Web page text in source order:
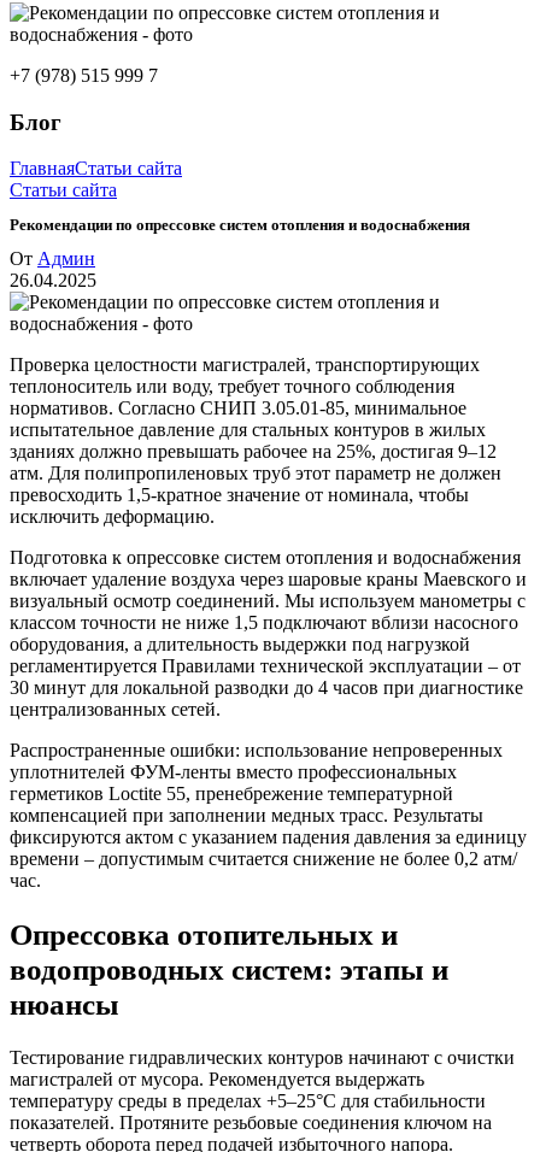
+7 (978) 515 999 7
Блог
ГлавнаяСтатьи сайта
Статьи сайта
Рекомендации по опрессовке систем отопления и водоснабжения
От Админ
26.04.2025
Проверка целостности магистралей, транспортирующих
теплоноситель или воду, требует точного соблюдения
нормативов. Согласно СНИП 3.05.01-85, минимальное
испытательное давление для стальных контуров в жилых
зданиях должно превышать рабочее на 25%, достигая 9–12
атм. Для полипропиленовых труб этот параметр не должен
превосходить 1,5-кратное значение от номинала, чтобы
исключить деформацию.
Подготовка к опрессовке систем отопления и водоснабжения
включает удаление воздуха через шаровые краны Маевского и
визуальный осмотр соединений. Мы используем манометры с
классом точности не ниже 1,5 подключают вблизи насосного
оборудования, а длительность выдержки под нагрузкой
регламентируется Правилами технической эксплуатации – от
30 минут для локальной разводки до 4 часов при диагностике
централизованных сетей.
Распространенные ошибки: использование непроверенных
уплотнителей ФУМ-ленты вместо профессиональных
герметиков Loctite 55, пренебрежение температурной
компенсацией при заполнении медных трасс. Результаты
фиксируются актом с указанием падения давления за единицу
времени – допустимым считается снижение не более 0,2 атм/
час.
Опрессовка отопительных и
водопроводных систем: этапы и
нюансы
Тестирование гидравлических контуров начинают с очистки
магистралей от мусора. Рекомендуется выдержать
температуру среды в пределах +5–25°C для стабильности
показателей. Протяните резьбовые соединения ключом на
четверть оборота перед подачей избыточного напора.